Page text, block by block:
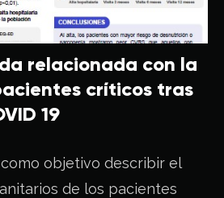
relacionada con la
críticos tras
19
objetivo describir el
de los pacientes